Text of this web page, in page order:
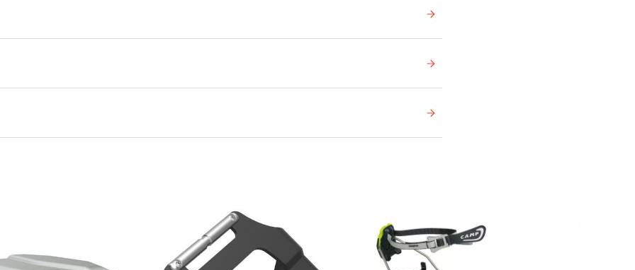
0,000 × 0,000 × 0,000 cm
Ikke på lager